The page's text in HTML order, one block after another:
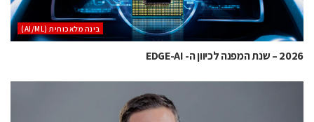
בינה מלאכותית (AI/ML)
2026 – שנת המפנה לכיוון ה- EDGE-AI